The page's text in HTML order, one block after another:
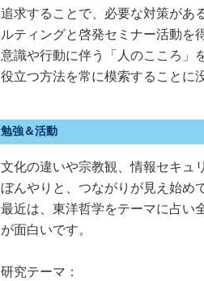
追求することで、必要な対策があ
ルティングと啓発セミナー活動を
意識や行動に伴う「人のこころ」
役立つ方法を常に模索することに
勉強＆活動
文化の違いや宗教観、情報セキュ
ぼんやりと、つながりが見え始め
最近は、東洋哲学をテーマに占い
が面白いです。
研究テーマ：